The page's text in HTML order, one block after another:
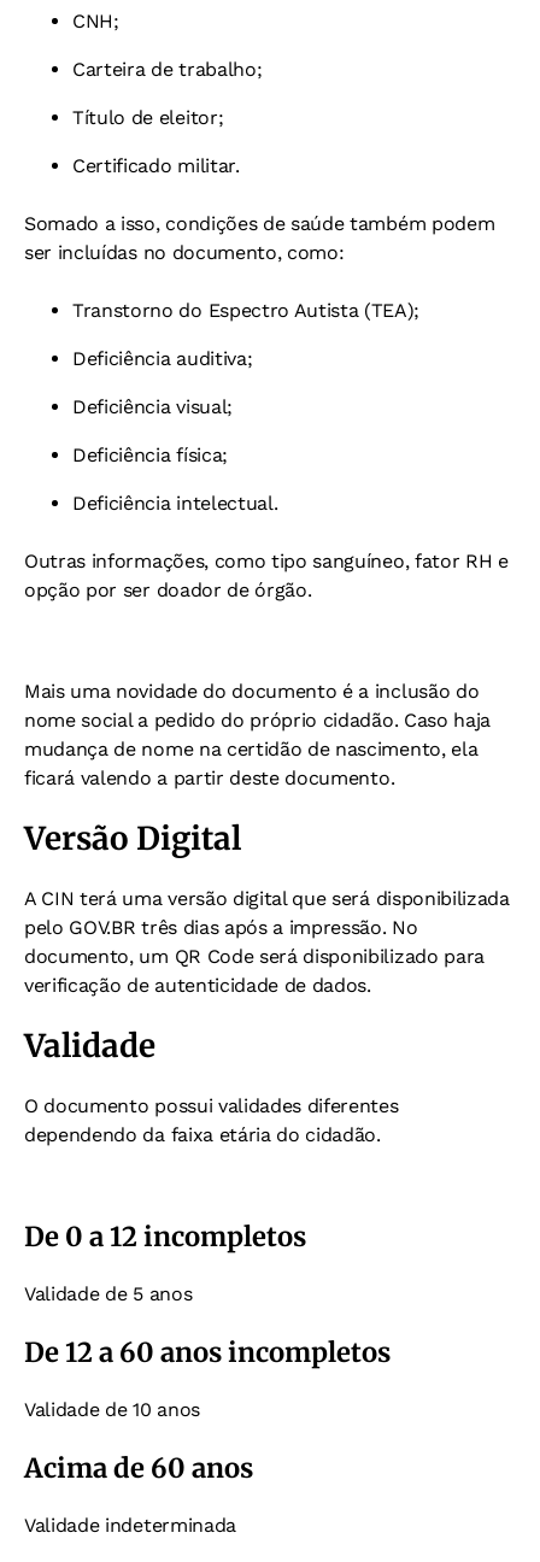
CNH;
Carteira de trabalho;
Título de eleitor;
Certificado militar.
Somado a isso, condições de saúde também podem
ser incluídas no documento, como:
Transtorno do Espectro Autista (TEA);
Deficiência auditiva;
Deficiência visual;
Deficiência física;
Deficiência intelectual.
Outras informações, como tipo sanguíneo, fator RH e
opção por ser doador de órgão.
Mais uma novidade do documento é a inclusão do
nome social a pedido do próprio cidadão. Caso haja
mudança de nome na certidão de nascimento, ela
ficará valendo a partir deste documento.
Versão Digital
A CIN terá uma versão digital que será disponibilizada
pelo GOV.BR três dias após a impressão. No
documento, um QR Code será disponibilizado para
verificação de autenticidade de dados.
Validade
O documento possui validades diferentes
dependendo da faixa etária do cidadão.
De 0 a 12 incompletos
Validade de 5 anos
De 12 a 60 anos incompletos
Validade de 10 anos
Acima de 60 anos
Validade indeterminada